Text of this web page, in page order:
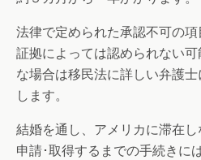
法律で定められた承認不可の
証拠によっては認められない
な場合は移民法に詳しい弁護
します。
結婚を通し、アメリカに滞在
申請･取得するまでの手続きには